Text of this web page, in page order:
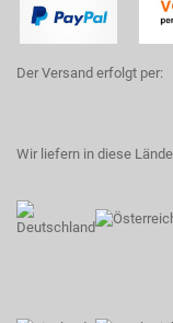
Der Versand erfolgt per:
Wir liefern in diese